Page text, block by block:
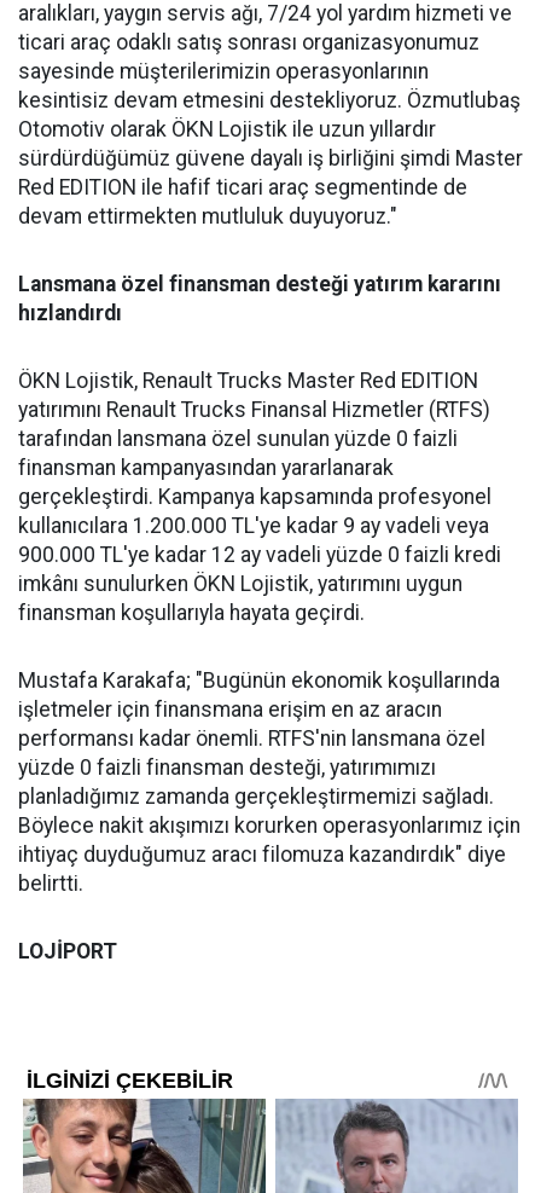
aralıkları, yaygın servis ağı, 7/24 yol yardım hizmeti ve
ticari araç odaklı satış sonrası organizasyonumuz
sayesinde müşterilerimizin operasyonlarının
kesintisiz devam etmesini destekliyoruz. Özmutlubaş
Otomotiv olarak ÖKN Lojistik ile uzun yıllardır
sürdürdüğümüz güvene dayalı iş birliğini şimdi Master
Red EDITION ile hafif ticari araç segmentinde de
devam ettirmekten mutluluk duyuyoruz."
Lansmana özel finansman desteği yatırım kararını
hızlandırdı
ÖKN Lojistik, Renault Trucks Master Red EDITION
yatırımını Renault Trucks Finansal Hizmetler (RTFS)
tarafından lansmana özel sunulan yüzde 0 faizli
finansman kampanyasından yararlanarak
gerçekleştirdi. Kampanya kapsamında profesyonel
kullanıcılara 1.200.000 TL'ye kadar 9 ay vadeli veya
900.000 TL'ye kadar 12 ay vadeli yüzde 0 faizli kredi
imkânı sunulurken ÖKN Lojistik, yatırımını uygun
finansman koşullarıyla hayata geçirdi.
Mustafa Karakafa; "Bugünün ekonomik koşullarında
işletmeler için finansmana erişim en az aracın
performansı kadar önemli. RTFS'nin lansmana özel
yüzde 0 faizli finansman desteği, yatırımımızı
planladığımız zamanda gerçekleştirmemizi sağladı.
Böylece nakit akışımızı korurken operasyonlarımız için
ihtiyaç duyduğumuz aracı filomuza kazandırdık" diye
belirtti.
LOJİPORT